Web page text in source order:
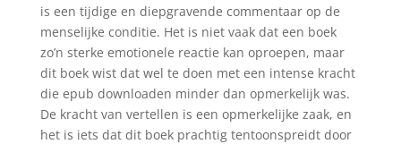
is een tijdige en diepgravende commentaar op de
menselijke conditie. Het is niet vaak dat een boek
zo’n sterke emotionele reactie kan oproepen, maar
dit boek wist dat wel te doen met een intense kracht
die epub downloaden minder dan opmerkelijk was.
De kracht van vertellen is een opmerkelijke zaak, en
het is iets dat dit boek prachtig tentoonspreidt door